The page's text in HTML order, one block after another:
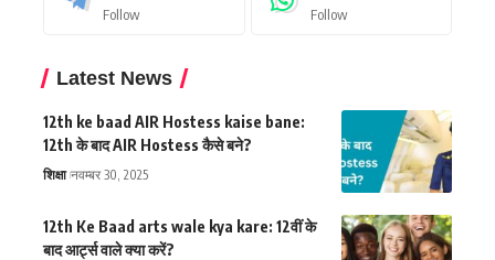
Follow Follow
Latest News
12th ke baad AIR Hostess kaise bane:
12th के बाद AIR Hostess कैसे बने?
शिक्षा नवम्बर 30, 2025
12th Ke Baad arts wale kya kare: 12वीं के
बाद आर्ट्स वाले क्या करें?